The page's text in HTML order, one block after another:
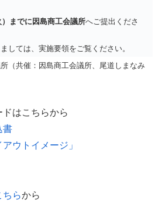
までに因島商工会議所へご提出くださ
しては、実施要領をご覧ください。
（共催：因島商工会議所、尾道しまなみ
はこちらから
書
ウトイメージ」
ちらから